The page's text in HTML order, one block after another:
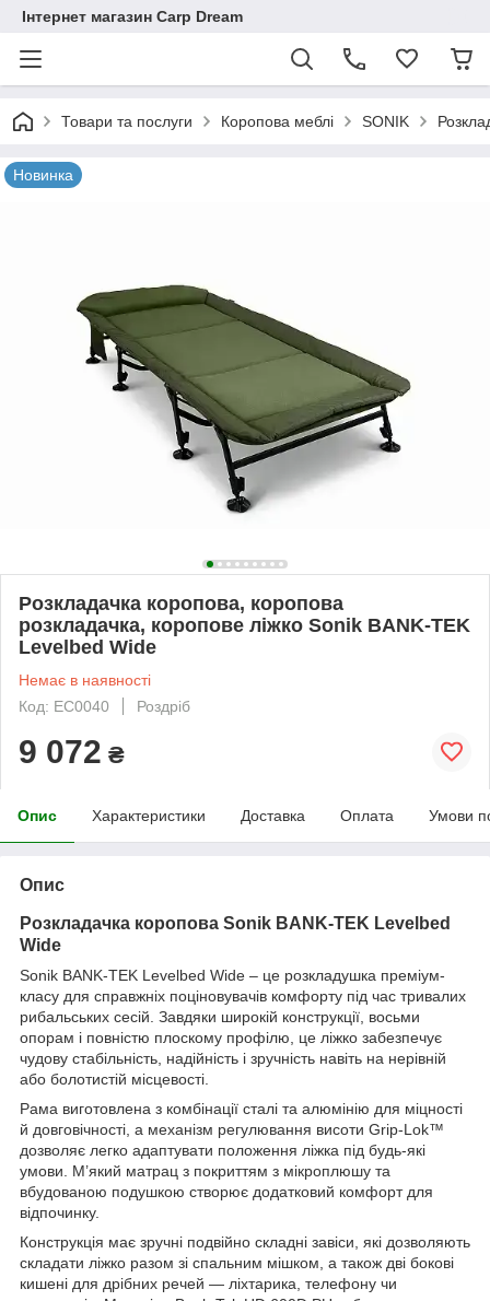
Інтернет магазин Carp Dream
Товари та послуги Коропова меблі SONIK
Новинка
Розкладачка коропова, коропова
розкладачка, коропове ліжко Sonik BANK-TEK
Levelbed Wide
Немає в наявності
Код: EC0040
Роздріб
9 072 ₴
Опис Характеристики Доставка Оплата Умови
Опис
Розкладачка коропова Sonik BANK-TEK Levelbed
Wide
Sonik BANK-TEK Levelbed Wide – це розкладушка преміум-
класу для справжніх поціновувачів комфорту під час тривалих
рибальських сесій. Завдяки широкій конструкції, восьми
опорам і повністю плоскому профілю, це ліжко забезпечує
чудову стабільність, надійність і зручність навіть на нерівній
або болотистій місцевості.
Рама виготовлена з комбінації сталі та алюмінію для міцності
й довговічності, а механізм регулювання висоти Grip-Lok™
дозволяє легко адаптувати положення ліжка під будь-які
умови. М’який матрац з покриттям з мікроплюшу та
вбудованою подушкою створює додатковий комфорт для
відпочинку.
Конструкція має зручні подвійно складні завіси, які дозволяють
складати ліжко разом зі спальним мішком, а також дві бокові
кишені для дрібних речей — ліхтарика, телефону чи